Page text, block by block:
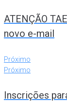
ATENÇÃO
novo e-mail
Próximo
Próximo
Inscrições